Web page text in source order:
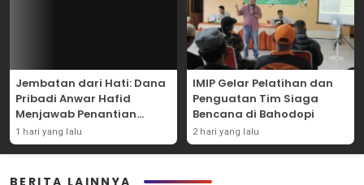
Jembatan dari Hati: Dana
Pribadi Anwar Hafid
Menjawab Penantian
Warga Masungkang
1 hari yang lalu
IMIP Gelar Pelatihan dan
Penguatan Tim Siaga
Bencana di Bahodopi
2 hari yang lalu
BERITA LAINNYA